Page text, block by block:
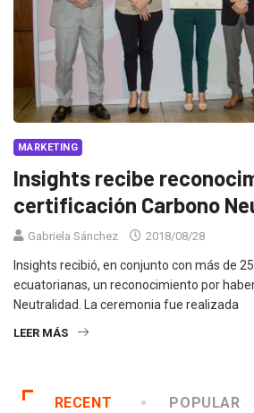
MARKETING
Insights recibe
certificación Carbono
Gabriela Sánchez 2018/08/28
Insights recibió, en conjunto con más de
ecuatorianas, un reconocimiento por
Neutralidad. La ceremonia fue realizada
LEER MÁS
RECENT POPULAR